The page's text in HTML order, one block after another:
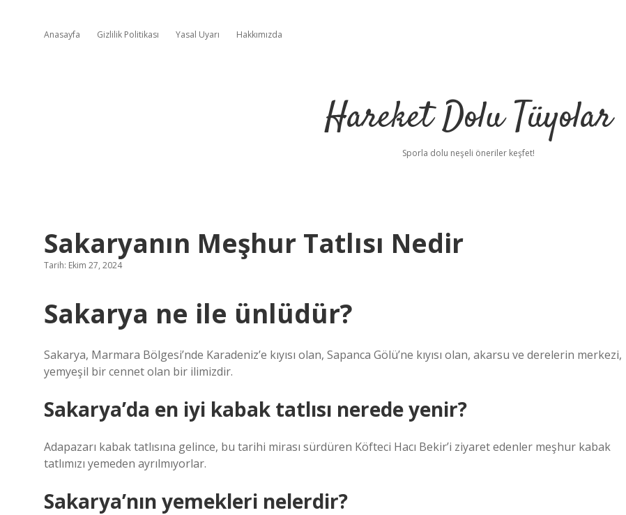
Anasayfa Gizlilik Politikası Yasal Uyarı Hakkımızda
Hareket Dolu Tüyolar
Sporla dolu neşeli öneriler keşfet!
Sakaryanın Meşhur Tatlısı Nedir
Tarih: Ekim 27, 2024
Sakarya ne ile ünlüdür?
Sakarya, Marmara Bölgesi’nde Karadeniz’e kıyısı olan, Sapanca Gölü’ne kıyısı olan, akarsu ve derelerin merkezi,
yemyeşil bir cennet olan bir ilimizdir.
Sakarya’da en iyi kabak tatlısı nerede yenir?
Adapazarı kabak tatlısına gelince, bu tarihi mirası sürdüren Köfteci Hacı Bekir’i ziyaret edenler meşhur kabak
tatlımızı yemeden ayrılmıyorlar.
Sakarya’nın yemekleri nelerdir?